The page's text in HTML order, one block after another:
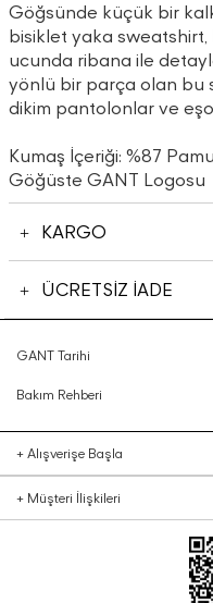
Göğsünde küçük bir
bisiklet yaka
ucunda ribana ile
yönlü bir parça olan bu
dikim pantolonlar ve
Kumaş İçeriği: %87
Göğüste GANT Logosu
KARGO
ÜCRETSİZ İADE
GANT Tarihi
Bakım Rehberi
+ Alışverişe Başla
+ Müşteri İlişkileri